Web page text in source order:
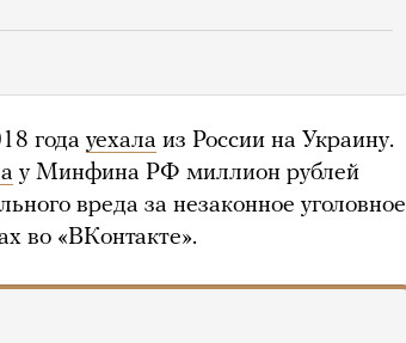
года уехала из России на Украину.
у Минфина РФ миллион рублей
вреда за незаконное уголовное
во «ВКонтакте».